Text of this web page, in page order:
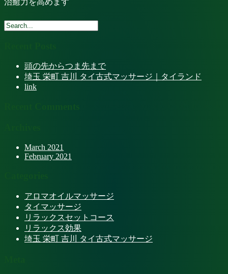
治癒力を高めます
頭の先からつま先まで
埼玉 栄町 吉川 タイ古式マッサージ｜タイランド
link
March 2021
February 2021
アロマオイルマッサージ
タイマッサージ
リラックスセットコース
リラックス効果
埼玉 栄町 吉川 タイ古式マッサージ